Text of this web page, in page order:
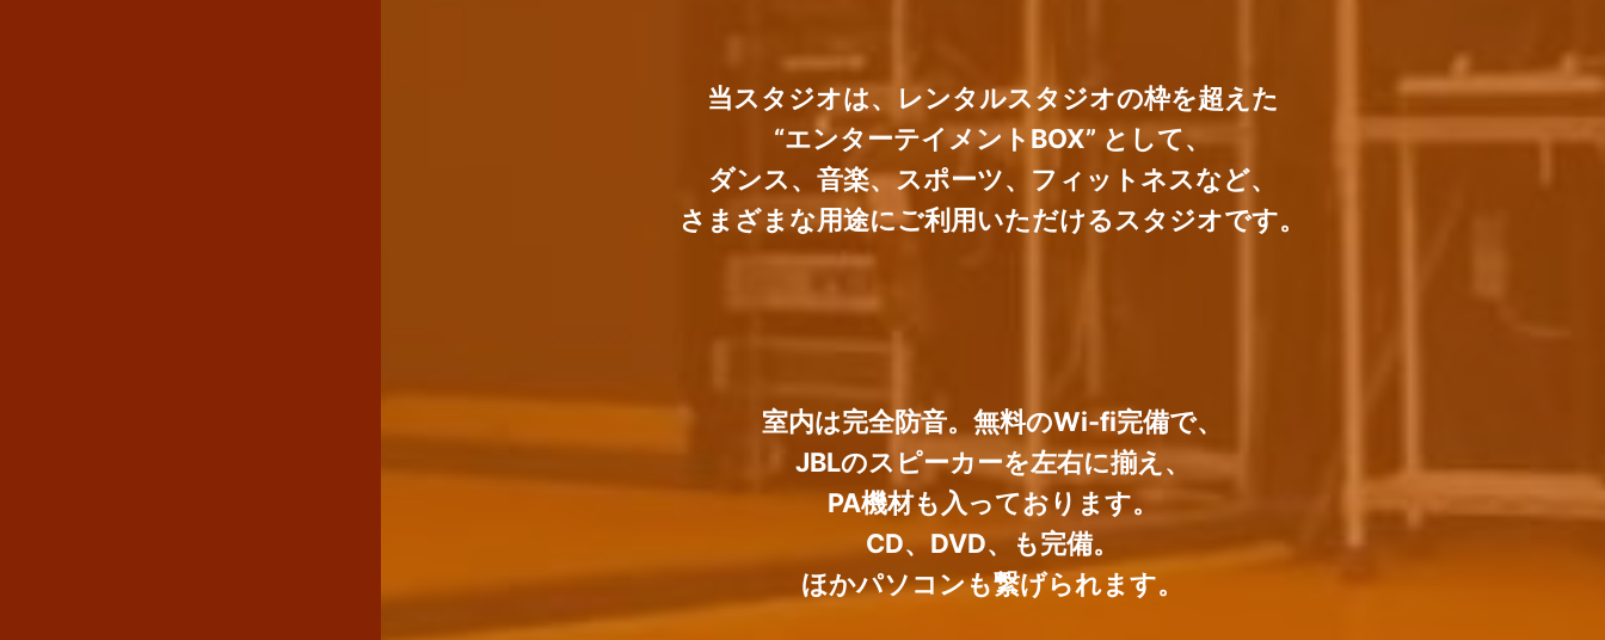
当スタジオは、レンタルスタジオの枠を超えた
“エンターテイメントBOX” として、
ダンス、音楽、スポーツ、フィットネスなど、
さまざまな用途にご利用いただけるスタジオです。
室内は完全防音。無料のWi-fi完備で、
JBLのスピーカーを左右に揃え、
PA機材も入っております。
CD、DVD、も完備。
ほかパソコンも繋げられます。